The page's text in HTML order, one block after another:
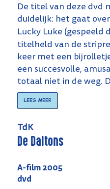
De titel van deze dvd
duidelijk: het gaat
Lucky Luke (gespeeld
titelheld van de
keer met een
een succesvolle,
totaal niet in de weg.
Lees meer
TdK
De Daltons
A-film 2005
dvd